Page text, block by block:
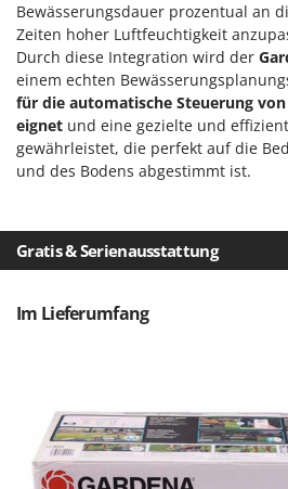
Mowox
MTD
N
New O.M.R.A.
Nilfisk
Ninja
Novital
NuAir
NuovaFac
Olix
OMA
Bewässerungsdauer prozentual an
Zeiten hoher Luftfeuchtigkeit
Durch diese Integration wird der
einem echten
für die automatische Steuerung
eignet und eine gezielte und
gewährleistet, die perfekt auf die
und des Bodens abgestimmt ist.
Gratis & Serienausstattung
Im Lieferumfang